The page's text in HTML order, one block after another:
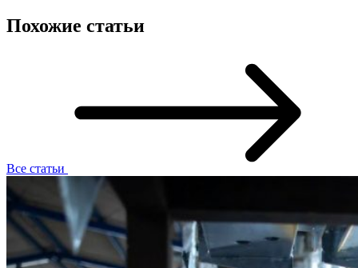
Похожие статьи
Все статьи